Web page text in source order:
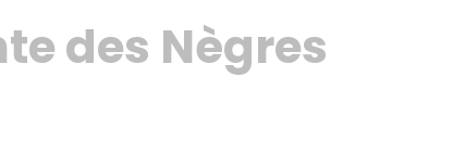
des Nègres